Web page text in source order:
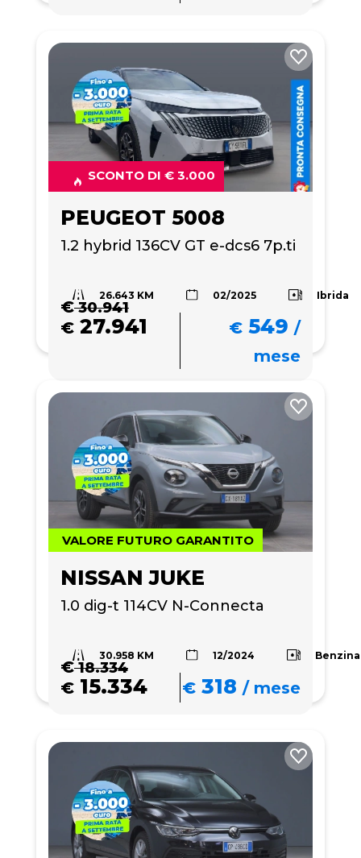
SCONTO DI € 3.000
PEUGEOT 5008
1.2 hybrid 136CV GT e-dcs6 7p.ti
26.643 KM 02/2025 Ibrida
€30.941
€ 27.941 € 549 /
mese
VALORE FUTURO GARANTITO
NISSAN JUKE
1.0 dig-t 114CV N-Connecta
30.958 KM 12/2024 Benzina
€18.334
€ 15.334 € 318 /mese